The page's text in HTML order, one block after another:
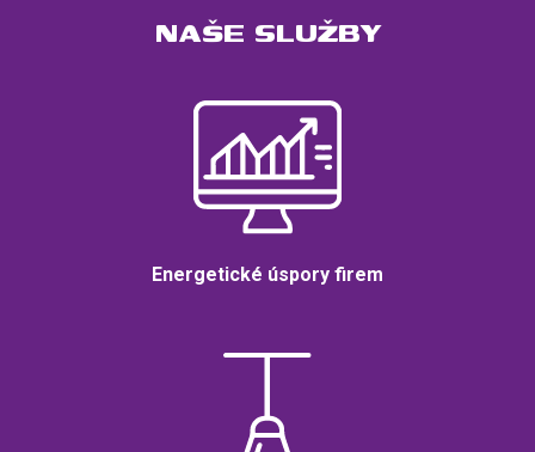
NAŠE SLUŽBY
Energetické úspory firem